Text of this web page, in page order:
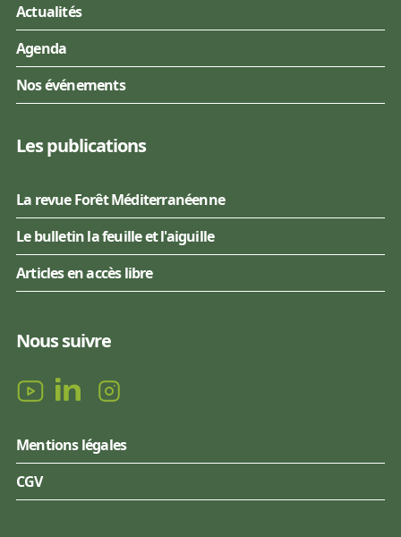
Actualités
Agenda
Nos événements
Les publications
La revue Forêt Méditerranéenne
Le bulletin la feuille et l'aiguille
Articles en accès libre
Nous suivre
Mentions légales
CGV